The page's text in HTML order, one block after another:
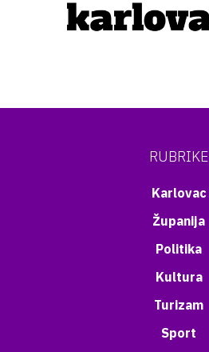
RUBRIKE
Karlovac
Županija
Politika
Kultura
Turizam
Sport